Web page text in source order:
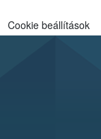
Cookie beállítások